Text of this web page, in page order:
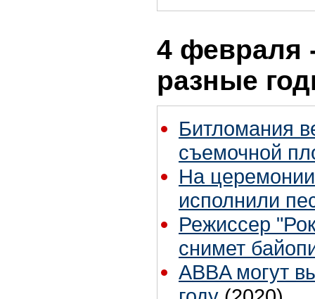
4 февраля
разные
Битломания
съемочной
На
исполнили
Режиссер
снимет
ABBA могут